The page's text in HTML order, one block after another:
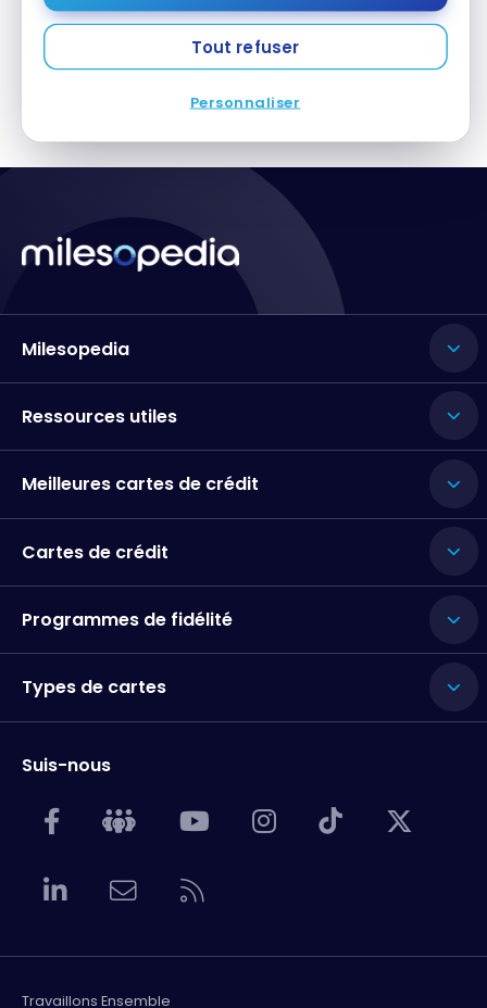
Tout refuser
Personnaliser
Avis : Swiss A340 | Classe Affaires | ZRH-JNB
Milesopedia
Ressources utiles
Meilleures cartes de crédit
Cartes de crédit
Programmes de fidélité
Types de cartes
Suis-nous
Travaillons Ensemble